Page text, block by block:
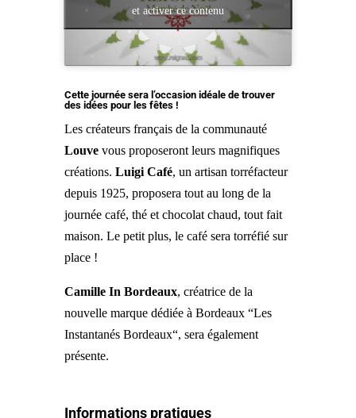
et activer ce contenu
Cette journée sera l’occasion idéale de trouver
des idées pour les fêtes !
Les créateurs français de la communauté
Louvevous proposeront leurs magnifiques
créations. Luigi Café, un artisan torréfacteur
depuis 1925, proposera tout au long de la
journée café, thé et chocolat chaud, tout fait
maison. Le petit plus, le café sera torréfié sur
place !
Camille In Bordeaux, créatrice de la
nouvelle marque dédiée à Bordeaux “Les
Instantanés Bordeaux“, sera également
présente.
Informations pratiques